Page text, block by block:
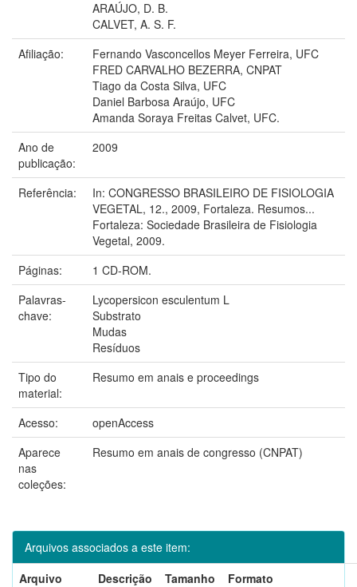
ARAÚJO, D. B.
CALVET, A. S. F.
Afiliação:
Fernando Vasconcellos Meyer Ferreira, UFC
FRED CARVALHO BEZERRA, CNPAT
Tiago da Costa Silva, UFC
Daniel Barbosa Araújo, UFC
Amanda Soraya Freitas Calvet, UFC.
Ano de
publicação:
2009
Referência:
In: CONGRESSO BRASILEIRO DE FISIOLOGIA
VEGETAL, 12., 2009, Fortaleza. Resumos...
Fortaleza: Sociedade Brasileira de Fisiologia
Vegetal, 2009.
Páginas:
1 CD-ROM.
Palavras-
chave:
Lycopersicon esculentum L
Substrato
Mudas
Resíduos
Tipo do
material:
Resumo em anais e proceedings
Acesso:
openAccess
Aparece
nas
coleções:
Resumo em anais de congresso (CNPAT)
Arquivos associados a este item:
Arquivo
Descrição Tamanho
Formato